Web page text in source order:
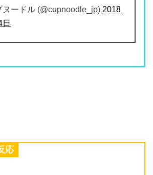
ードル (@cupnoodle_jp) 2018
応